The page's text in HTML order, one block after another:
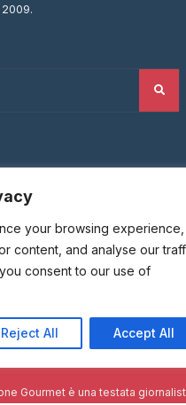
your browsing experience,
content, and analyse our
consent to our use of
Reject All Accept All
Gourmet è una testata